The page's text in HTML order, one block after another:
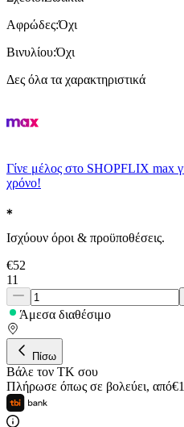
Αφρώδες:Όχι
Βινυλίου:Όχι
Δες όλα τα χαρακτηριστικά
Γίνε μέλος στο SHOPFLIX max
χρόνο!
Ισχύουν όροι & προϋποθέσεις.
€52
11
Άμεσα διαθέσιμο
Πίσω
Βάλε τον ΤΚ σου
Πλήρωσε όπως σε βολεύει, από€